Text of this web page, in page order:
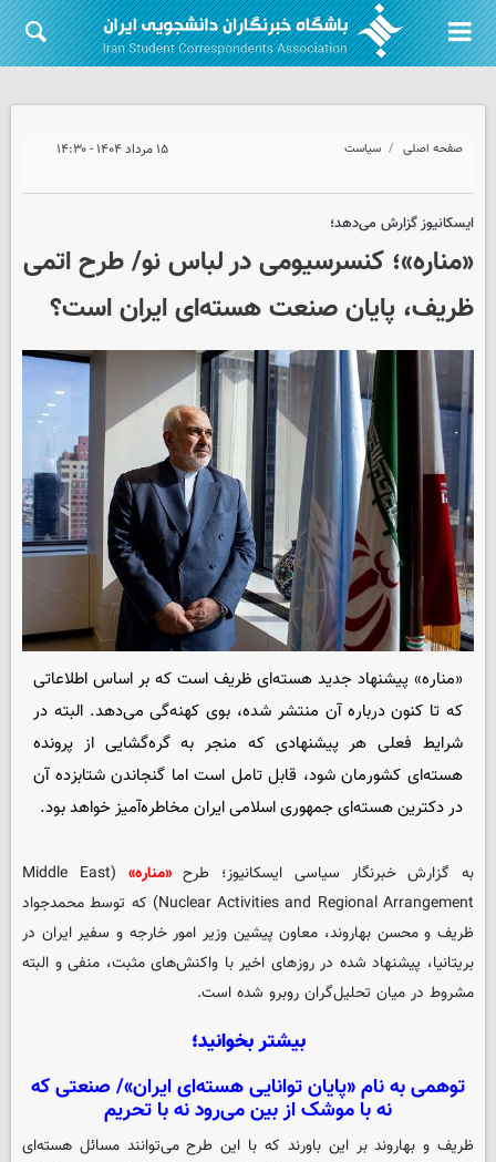
صفحه اصلی سیاست ۱۵ مرداد ۱۴۰۴ - ۱۴:۳۰
ایسکانیوز گزارش می‌دهد؛
«مناره»؛ کنسرسیومی در لباس نو/ طرح اتمی
ظریف، پایان صنعت هسته‌ای ایران است؟
«مناره» پیشنهاد جدید هسته‌ای ظریف است که بر اساس اطلاعاتی
که تا کنون درباره آن منتشر شده، بوی کهنه‌گی می‌دهد. البته در
شرایط فعلی هر پیشنهادی که منجر به گره‌گشایی از پرونده
هسته‌ای کشورمان شود، قابل تامل است اما گنجاندن شتابزده آن
در دکترین هسته‌ای جمهوری اسلامی ایران مخاطره‌آمیز خواهد بود.
به گزارش خبرنگار سیاسی ایسکانیوز؛ طرح«مناره»
(Middle East
Nuclear Activities and Regional Arrangement) که توسط محمدجواد
ظریف و محسن بهاروند، معاون پیشین وزیر امور خارجه و سفیر ایران در
بریتانیا، پیشنهاد شده در روزهای اخیر با واکنش‌های مثبت، منفی و البته
مشروط در میان تحلیل‌گران روبرو شده است.
بیشتر بخوانید؛
توهمی به نام «پایان توانایی هسته‌ای ایران»/ صنعتی که
نه با موشک از بین می‌رود نه با تحریم
ظریف و بهاروند بر این باورند که با این طرح می‌توانند مسائل هسته‌ای